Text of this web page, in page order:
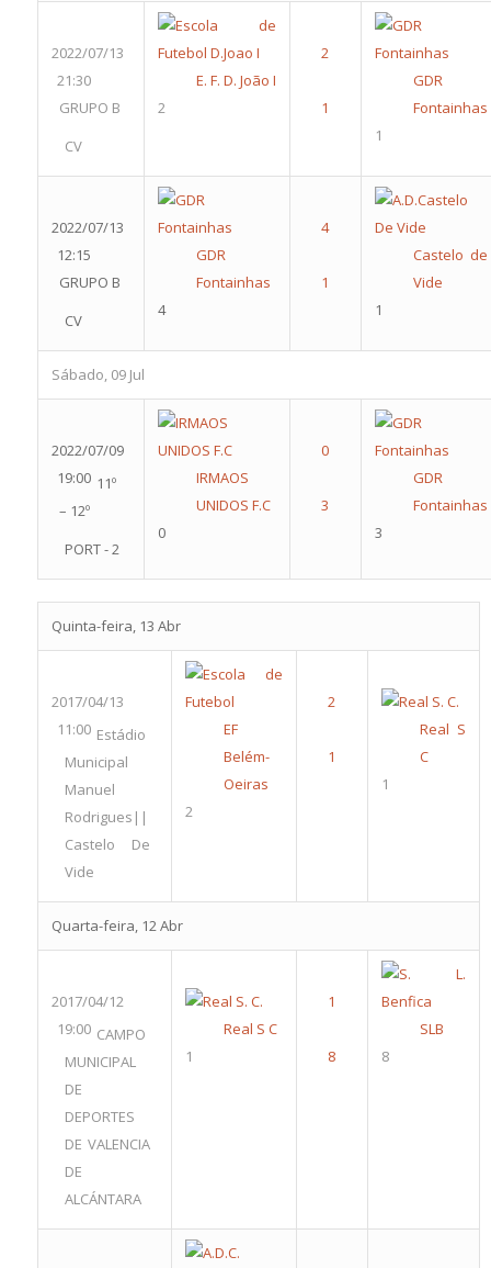
2022/07/13
21:30
GRUPO B
CV
E. F. D. João I
2
GDR
Fontainhas
1
2022/07/13
12:15
GRUPO B
CV
GDR
Fontainhas
4
Castelo de
Vide
1
Sábado, 09 Jul
2022/07/09
19:00 11º
– 12º
PORT - 2
IRMAOS
UNIDOS F.C
0
GDR
Fontainhas
3
Quinta-feira, 13 Abr
2017/04/13
11:00 Estádio
Municipal
Manuel
Rodrigues||
Castelo De
Vide
EF
Belém-
Oeiras
2
Real S
C
1
Quarta-feira, 12 Abr
2017/04/12
19:00 CAMPO
MUNICIPAL
DE
DEPORTES
DE VALENCIA
DE
ALCÁNTARA
Real S C
1
SLB
8